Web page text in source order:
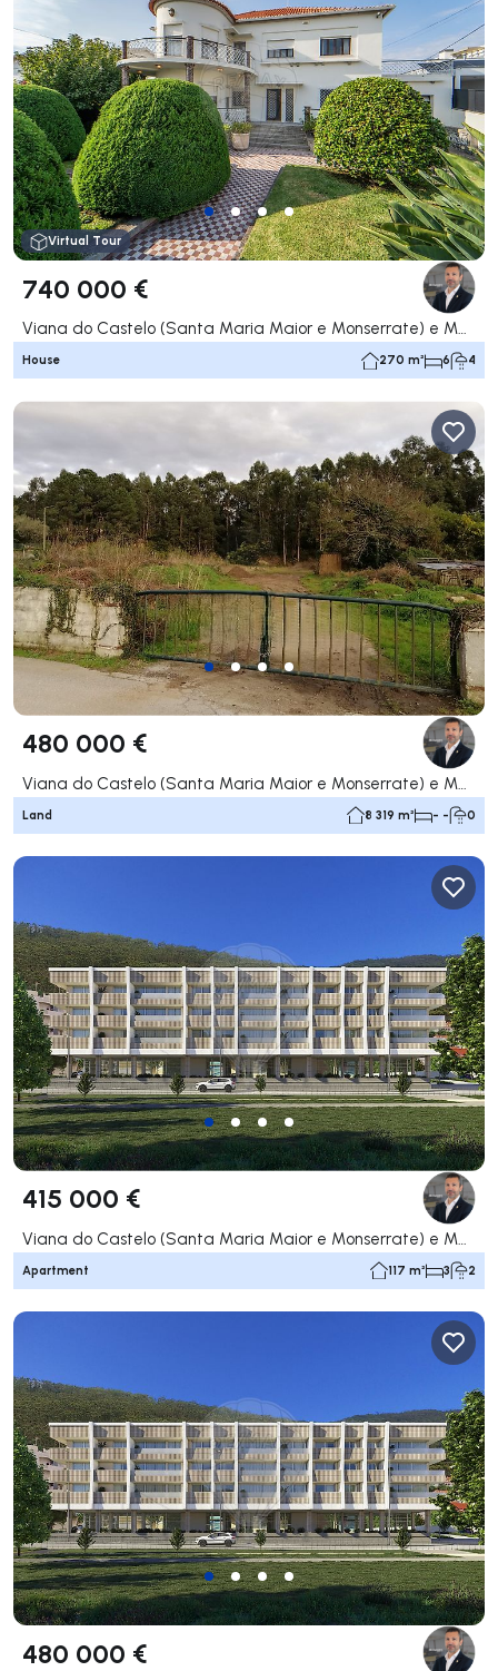
Virtual Tour
740 000 €
Viana do Castelo (Santa Maria Maior e Monserrate) e Meadela, Viana do Castelo
House 270 m² 6 4
480 000 €
Viana do Castelo (Santa Maria Maior e Monserrate) e Meadela, Viana do Castelo
Land 8 319 m² - - 0
415 000 €
Apartment 117 m² 3 2
480 000 €